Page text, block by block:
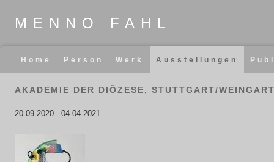
MENNO FAHL
Navigation
überspringen
Home Person Werk Ausstellungen
AKADEMIE DER DIÖZESE, STUTTGART/
20.09.2020 - 04.04.2021